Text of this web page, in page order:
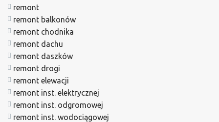
remont
remont balkonów
remont chodnika
remont dachu
remont daszków
remont drogi
remont elewacji
remont inst. elektrycznej
remont inst. odgromowej
remont inst. wodociągowej